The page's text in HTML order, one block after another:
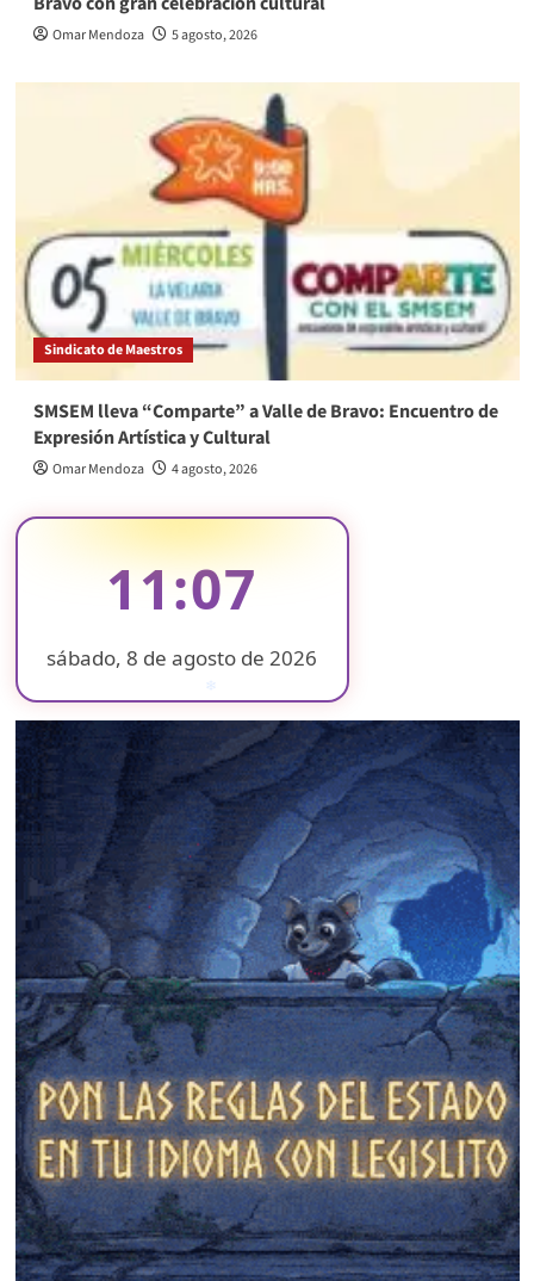
Omar Mendoza 5 agosto, 2026
Sindicato de Maestros
SMSEM lleva “Comparte” a Valle de Bravo: Encuentro de
Expresión Artística y Cultural
Omar Mendoza 4 agosto, 2026
11:07
sábado, 8 de agosto de 2026
❄
❄
❄
❄
❄
❄❄